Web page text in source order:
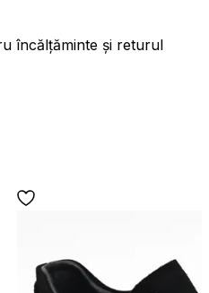
încălțăminte și returul